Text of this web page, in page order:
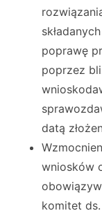
poprawę
poprzez
datą
wniosków
komitet